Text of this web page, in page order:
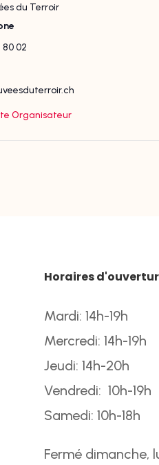
du Terroir
80 02
Organisateur
Horaires
Mardi: 14h-19h
Mercredi: 14h-19h
Jeudi: 14h-20h
Vendredi: 10h-19h
Samedi: 10h-18h
Fermé dimanche,